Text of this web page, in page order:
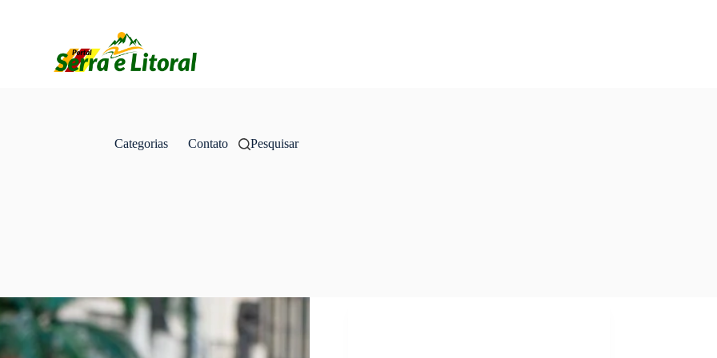
Categorias Contato Pesquisar